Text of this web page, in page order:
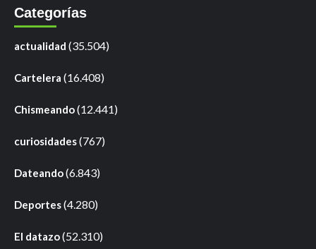
Categorías
actualidad (35.504)
Cartelera (16.408)
Chismeando(12.441)
curiosidades(767)
Dateando(6.843)
Deportes(4.280)
El datazo(52.310)